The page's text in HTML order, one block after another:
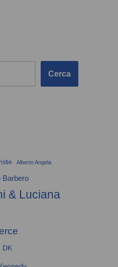
Cerca
Alberto Angela
Barbero
& Luciana
DK